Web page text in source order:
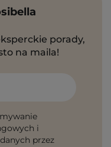
porady,
na maila!
i
przez